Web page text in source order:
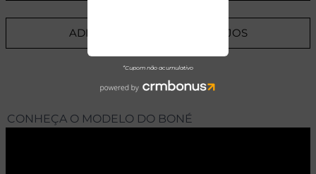
ADICIONAR A LISTA DE DESEJOS
CONHEÇA O MODELO DO BONÉ